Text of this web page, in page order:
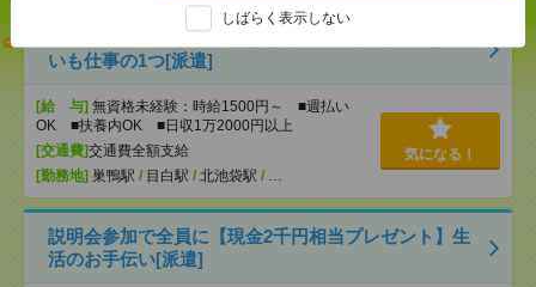
しばらく表示しない
【オープニング募集】おばあちゃんのお散歩付き添
いも仕事の1つ[派遣]
[給 与] 無資格未経験：時給1500円～ ■週払い
OK ■扶養内OK ■日収1万2000円以上
[交通費]交通費全額支給
[勤務地] 巣鴨駅 / 目白駅 / 北池袋駅 /
気になる！
説明会参加で全員に【現金2千円相当プレゼント】生
活のお手伝い[派遣]